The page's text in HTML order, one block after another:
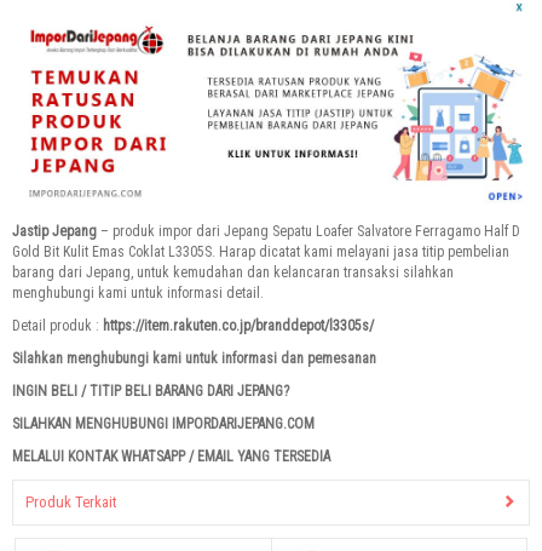
Jastip Jepang – produk impor dari Jepang Sepatu Loafer Salvatore Ferragamo Half D
Gold Bit Kulit Emas Coklat L3305S. Harap dicatat kami melayani jasa titip pembelian
barang dari Jepang, untuk kemudahan dan kelancaran transaksi silahkan
menghubungi kami untuk informasi detail.
Detail produk : https://item.rakuten.co.jp/branddepot/l3305s/
Silahkan menghubungi kami untuk informasi dan pemesanan
INGIN BELI / TITIP BELI BARANG DARI JEPANG?
SILAHKAN MENGHUBUNGI IMPORDARIJEPANG.COM
MELALUI KONTAK WHATSAPP / EMAIL YANG TERSEDIA
Produk Terkait